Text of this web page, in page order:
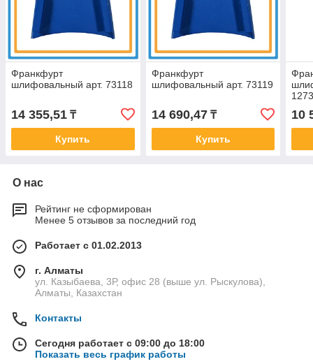
Франкфурт
шлифовальный арт. 73118
14 355,51 ₸
Купить
Франкфурт
шлифовальный арт. 73119
14 690,47₸
Купить
10
О нас
Рейтинг не сформирован
Менее 5 отзывов за последний год
Работает с 01.02.2013
г. Алматы
ул. Казыбаева, 3Р, офис 28 (выше ул. Рыскулова),
Алматы, Казахстан
Контакты
Сегодня работает с 09:00 до 18:00
Показать весь график работы